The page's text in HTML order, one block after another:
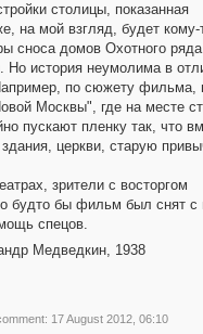
столицы, показанная
на мой взгляд, будет кому-
сноса домов Охотного
история неумолима в
по сюжету фильма,
Москвы", где на месте
пускают пленку так, что
церкви, старую
зрители с восторгом
будто бы фильм был снят с
спецов.
Медведкин, 1938
17 August 2012, 06:10